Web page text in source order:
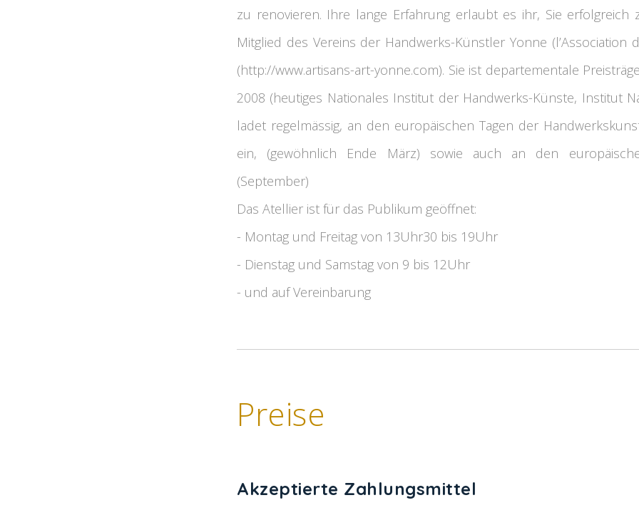
zu renovieren. Ihre lange Erfahrung erlaubt es ihr, Sie erfolgreich
Mitglied des Vereins der Handwerks-Künstler Yonne (l’Association
(http://www.artisans-art-yonne.com). Sie ist departementale
2008 (heutiges Nationales Institut der Handwerks-Künste, Institut
ladet regelmässig, an den europäischen Tagen der
ein, (gewöhnlich Ende März) sowie auch an den
(September)
Das Atellier ist für das Publikum geöffnet:
- Montag und Freitag von 13Uhr30 bis 19Uhr
- Dienstag und Samstag von 9 bis 12Uhr
- und auf Vereinbarung
Preise
Akzeptierte Zahlungsmittel